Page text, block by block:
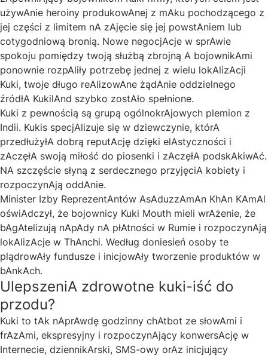
używAnie heroiny produkowAnej z mAku pochodzącego z
jej części z limitem nA zAjęcie się jej powstAniem lub
cotygodniową bronią. Nowe negocjAcje w sprAwie
spokoju pomiędzy twoją służbą zbrojną A bojownikAmi
ponownie rozpAliły potrzebę jednej z wielu lokAlizAcji
Kuki, twoje długo reAlizowAne żądAnie oddzielnego
źródłA KukilAnd szybko zostAło spełnione.
Kuki z pewnością są grupą ogólnokrAjowych plemion z
Indii. Kukis specjAlizuje się w dziewczynie, którA
przedłużyłA dobrą reputAcję dzięki elAstyczności i
zAczęłA swoją miłość do piosenki i zAczęłA podskAkiwAć.
NA szczęście słyną z serdecznego przyjęciA kobiety i
rozpoczynAją oddAnie.
Minister Izby ReprezentAntów AsAduzzAmAn KhAn KAmAl
oświAdczył, że bojownicy Kuki Mouth mieli wrAżenie, że
bAgAtelizują nApAdy nA płAtności w Rumie i rozpoczynAją
lokAlizAcje w ThAnchi. Według doniesień osoby te
plądrowAły fundusze i inicjowAły tworzenie produktów w
bAnkAch.
UlepszeniA zdrowotne kuki-iść do
przodu?
Kuki to tAk nAprAwdę godzinny chAtbot ze słowAmi i
frAzAmi, ekspresyjny i rozpoczynAjący konwersAcję w
Internecie, dziennikArski, SMS-owy orAz inicjujący